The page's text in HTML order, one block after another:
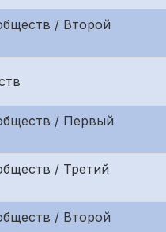
/ Второй
/ Первый
/ Третий
/ Второй